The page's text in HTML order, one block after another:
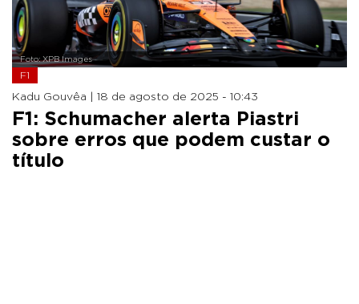
Foto: XPB Images
F1
Kadu Gouvêa | 18 de agosto de 2025 - 10:43
F1: Schumacher alerta Piastri
sobre erros que podem custar o
título